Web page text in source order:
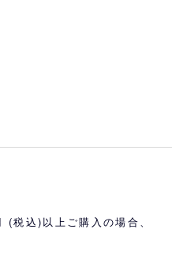
税込)以上ご購入の場合、